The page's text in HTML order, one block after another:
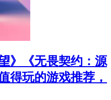
》《无畏契约：源
得玩的游戏推荐，